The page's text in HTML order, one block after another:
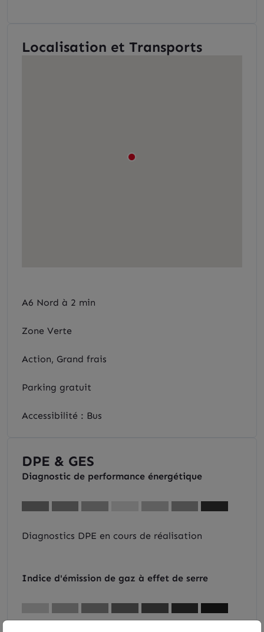
Localisation et Transports
A6 Nord à 2 min
Zone Verte
Action, Grand frais
Parking gratuit
Accessibilité : Bus
DPE & GES
Diagnostic de performance énergétique
Diagnostics DPE en cours de réalisation
Indice d'émission de gaz à effet de serre